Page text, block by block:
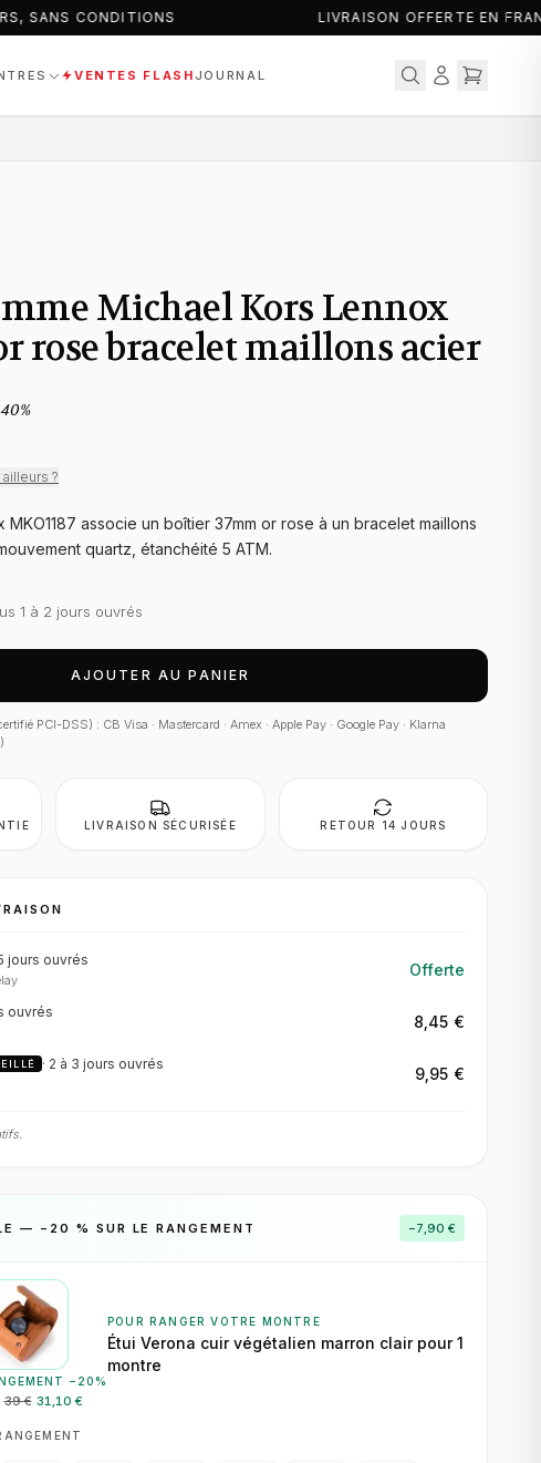
SANS CONDITIONS LIVRAISON OFFERTE EN
VENTES FLASH JOURNAL
Michael Kors Lennox
rose bracelet maillons acier
40%
?
MKO1187 associe un boîtier 37mm or rose à un bracelet maillons
quartz, étanchéité 5 ATM.
1 à 2 jours ouvrés
AJOUTER AU PANIER
PCI-DSS) : CB Visa · Mastercard · Amex · Apple Pay · Google Pay · Klarna
LIVRAISON SÉCURISÉE RETOUR 14 JOURS
jours ouvrés
Offerte
ouvrés
8,45 €
· 2 à 3 jours ouvrés
9,95 €
— − 20 % SUR LE RANGEMENT −7,90 €
− 20 %
39 € 31,10 €
POUR RANGER VOTRE MONTRE
Étui Verona cuir végétalien marron clair pour 1
montre